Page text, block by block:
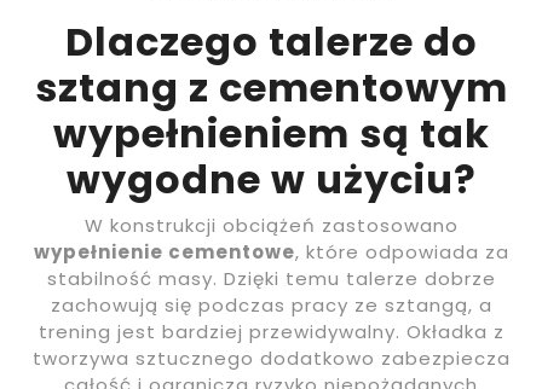
Dlaczego talerze do
sztang z cementowym
wypełnieniem są tak
wygodne w użyciu?
W konstrukcji obciążeń zastosowano
wypełnienie cementowe, które odpowiada za
stabilność masy. Dzięki temu talerze dobrze
zachowują się podczas pracy ze sztangą, a
trening jest bardziej przewidywalny. Okładka z
tworzywa sztucznego dodatkowo zabezpiecza